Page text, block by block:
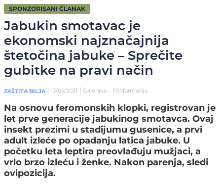
SPONZORISANI ČLANAK
Jabukin smotavac je
ekonomski najznačajnija
štetočina jabuke – Sprečite
gubitke na pravi način
ZAŠTITA BILJA 13/05/2021 Galenika – Fitofarmacija
Na osnovu feromonskih klopki, registrovan je
let prve generacije jabukinog smotavca. Ovaj
insekt prezimi u stadijumu gusenice, a prvi
adult izleće po opadanju latica jabuke. U
početku leta leptira preovlađuju mužjaci, a
vrlo brzo izleću i ženke. Nakon parenja, sledi
ovipozicija.